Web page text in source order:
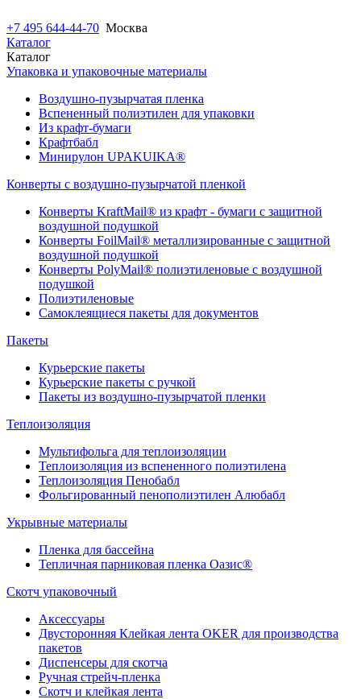
+7 495 644-44-70 Москва
Каталог
Каталог
Упаковка и упаковочные материалы
Воздушно-пузырчатая пленка
Вспененный полиэтилен для упаковки
Из крафт-бумаги
Крафтбабл
Минирулон UPAKUIKA®
Конверты с воздушно-пузырчатой пленкой
Конверты KraftMail® из крафт - бумаги с защитной
воздушной подушкой
Конверты FoilMail® металлизированные с защитной
воздушной подушкой
Конверты PolyMail® полиэтиленовые с воздушной
подушкой
Полиэтиленовые
Самоклеящиеся пакеты для документов
Пакеты
Курьерские пакеты
Курьерские пакеты с ручкой
Пакеты из воздушно-пузырчатой пленки
Теплоизоляция
Мультифольга для теплоизоляции
Теплоизоляция из вспененного полиэтилена
Теплоизоляция Пенобабл
Фольгированный пенополиэтилен Алюбабл
Укрывные материалы
Пленка для бассейна
Тепличная парниковая пленка Оазис®
Скотч упаковочный
Аксессуары
Двусторонняя Клейкая лента OKER для производства
пакетов
Диспенсеры для скотча
Ручная стрейч-пленка
Скотч и клейкая лента